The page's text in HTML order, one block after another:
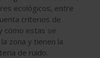
ecológicos, entre
criterios de
cómo estas se
zona y tienen la
de ruido.